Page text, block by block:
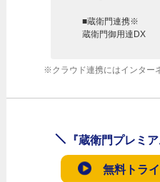
■蔵衛門連携※
蔵衛門御用達DX
※クラウド連携にはインター
『蔵衛門プレミ
無料トラ